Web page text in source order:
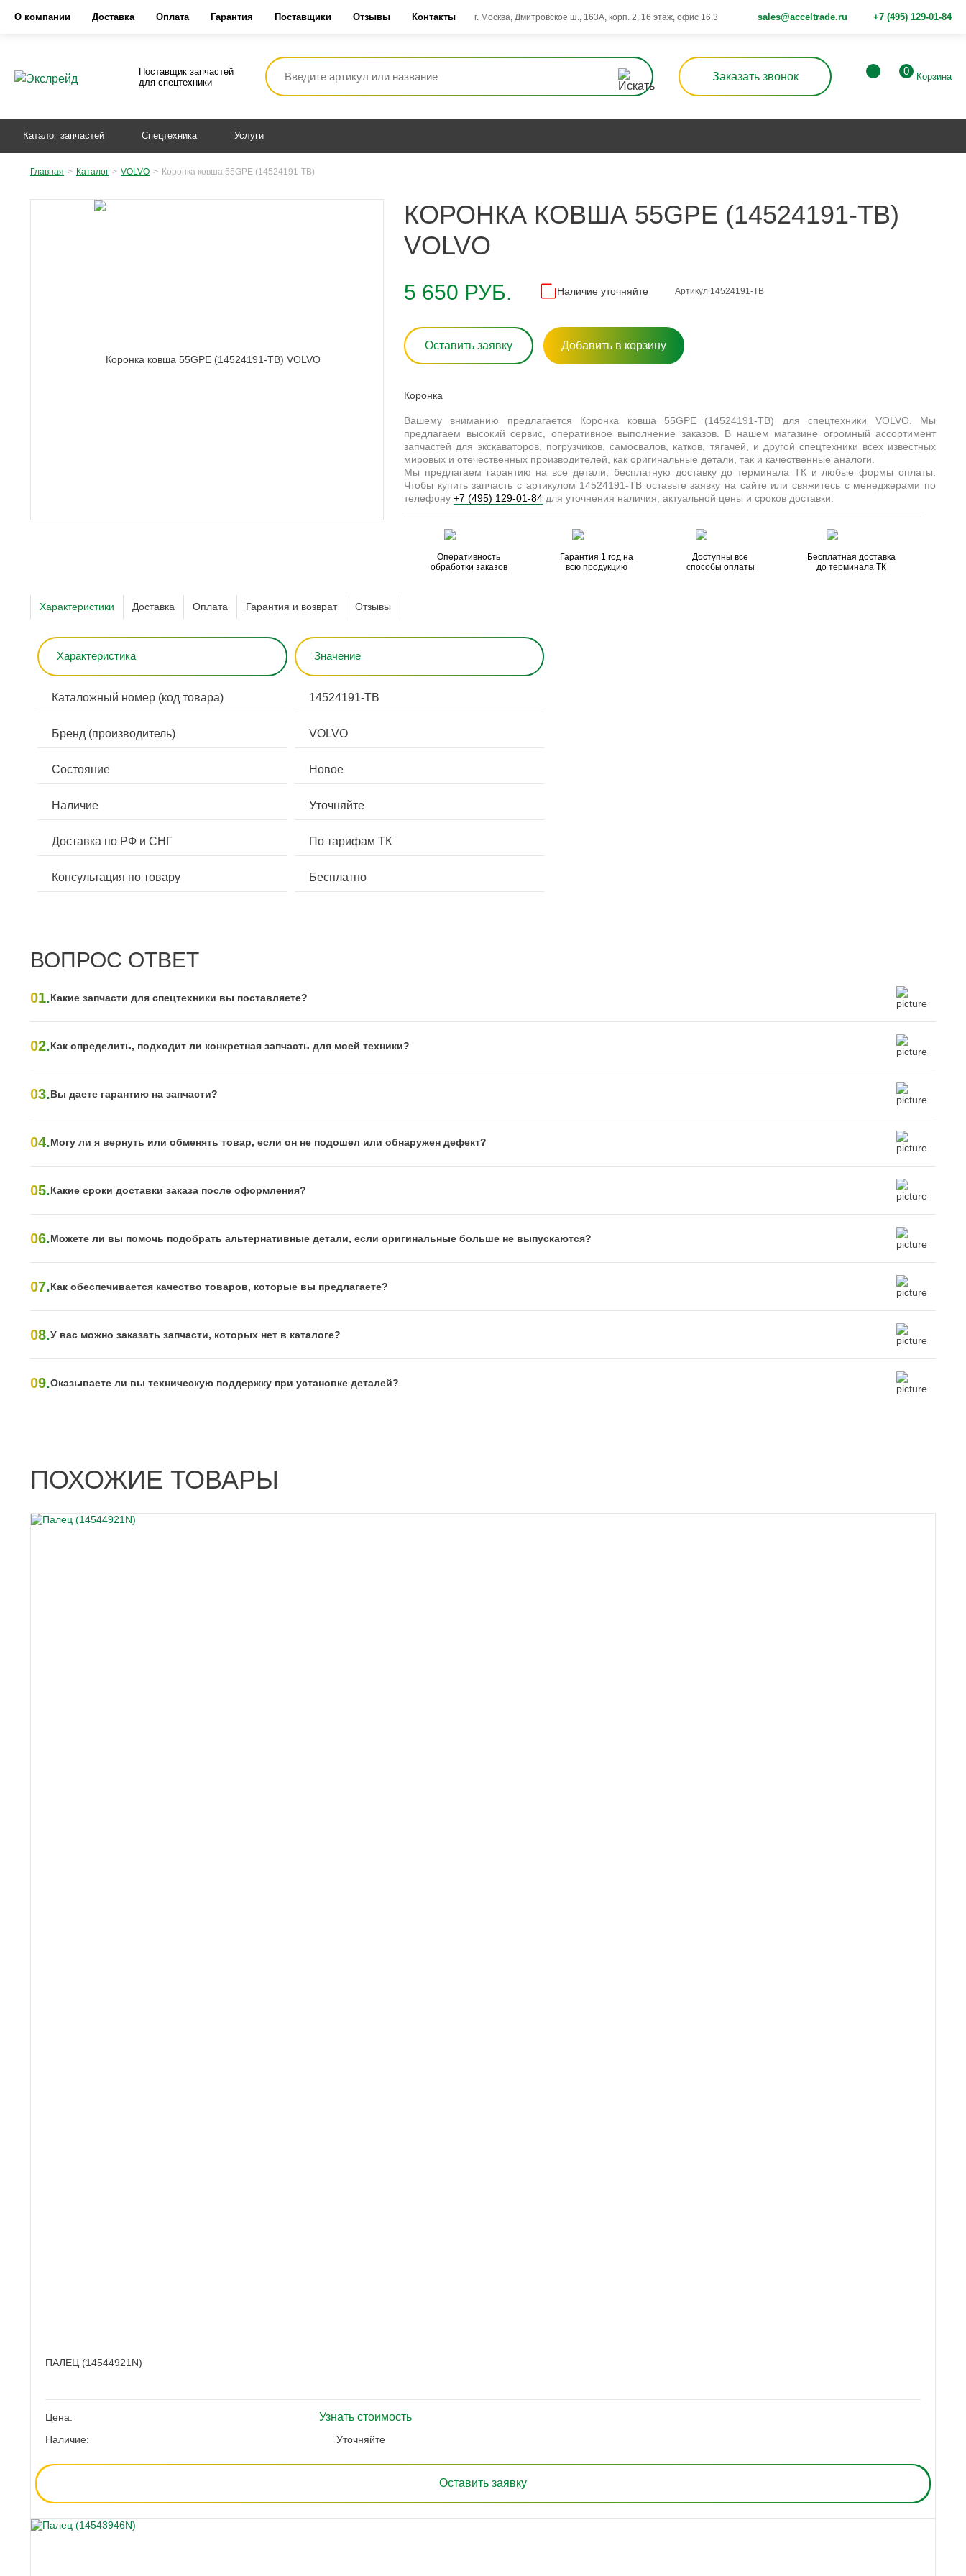
О компании Доставка Оплата Гарантия Поставщики Отзывы Контакты г. Москва, Дмитровское ш., 163А, корп. 2, 16 этаж, офис 16.3 sales@acceltrade.ru +7 (495) 129-01-84
Поставщик запчастей
для спецтехники
Заказать звонок 0 Корзина
Каталог запчастей Спецтехника Услуги
Главная > Каталог > VOLVO > Коронка ковша 55GPE (14524191-TB)
КОРОНКА КОВША 55GPE (14524191-TB)
VOLVO
5 650 РУБ. Наличие уточняйте Артикул 14524191-TB
Оставить заявку Добавить в корзину
Коронка
Вашему вниманию предлагается Коронка ковша 55GPE (14524191-TB) для спецтехники VOLVO. Мы
предлагаем высокий сервис, оперативное выполнение заказов. В нашем магазине огромный ассортимент
запчастей для экскаваторов, погрузчиков, самосвалов, катков, тягачей, и другой спецтехники всех известных
мировых и отечественных производителей, как оригинальные детали, так и качественные аналоги.
Мы предлагаем гарантию на все детали, бесплатную доставку до терминала ТК и любые формы оплаты.
Чтобы купить запчасть с артикулом 14524191-TB оставьте заявку на сайте или свяжитесь с менеджерами по
телефону +7 (495) 129-01-84 для уточнения наличия, актуальной цены и сроков доставки.
Оперативность
обработки заказов
Гарантия 1 год на
всю продукцию
Доступны все
способы оплаты
Бесплатная доставка
до терминала ТК
Характеристики Доставка Оплата Гарантия и возврат Отзывы
Характеристика Значение
Каталожный номер (код товара) 14524191-TB
Бренд (производитель) VOLVO
Состояние Новое
Наличие Уточняйте
Доставка по РФ и СНГ По тарифам ТК
Консультация по товару Бесплатно
ВОПРОС ОТВЕТ
01.Какие запчасти для спецтехники вы поставляете?
02.Как определить, подходит ли конкретная запчасть для моей техники?
03.Вы даете гарантию на запчасти?
04.Могу ли я вернуть или обменять товар, если он не подошел или обнаружен дефект?
05.Какие сроки доставки заказа после оформления?
06.Можете ли вы помочь подобрать альтернативные детали, если оригинальные больше не выпускаются?
07.Как обеспечивается качество товаров, которые вы предлагаете?
08.У вас можно заказать запчасти, которых нет в каталоге?
09.Оказываете ли вы техническую поддержку при установке деталей?
ПОХОЖИЕ ТОВАРЫ
ПАЛЕЦ (14544921N)
Цена: Узнать стоимость
Наличие: Уточняйте
Оставить заявку